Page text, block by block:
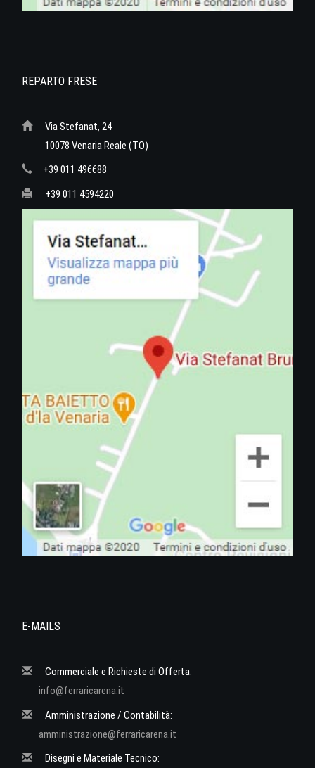
REPARTO FRESE
Via Stefanat, 24
10078 Venaria Reale (TO)
+39 011 496688
+39 011 4594220
E-MAILS
Commerciale e Richieste di Offerta:
info@ferraricarena.it
Amministrazione / Contabilità:
amministrazione@ferraricarena.it
Disegni e Materiale Tecnico: